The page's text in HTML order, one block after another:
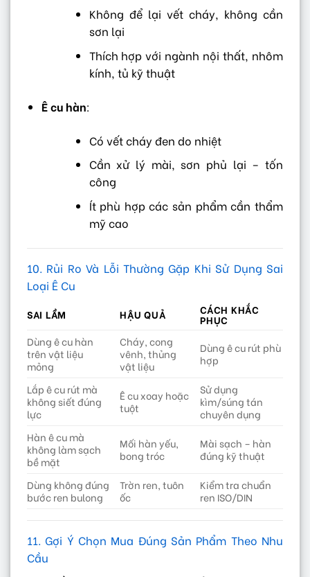
Không để lại vết cháy, không cần
sơn lại
Thích hợp với ngành nội thất, nhôm
kính, tủ kỹ thuật
Ê cu hàn:
Có vết cháy đen do nhiệt
Cần xử lý mài, sơn phủ lại – tốn
công
Ít phù hợp các sản phẩm cần thẩm
mỹ cao
10. Rủi Ro Và Lỗi Thường Gặp Khi Sử Dụng Sai
Loại Ê Cu
SAI LẦM HẬU QUẢ CÁCH KHẮC
PHỤC
Dùng ê cu hàn
trên vật liệu
mỏng
Cháy, cong
vênh, thủng
vật liệu
Dùng ê cu rút phù
hợp
Lắp ê cu rút mà
không siết đúng
lực
Ê cu xoay hoặc
tuột
Sử dụng
kìm/súng tán
chuyên dụng
Hàn ê cu mà
không làm sạch
bề mặt
Mối hàn yếu,
bong tróc
Mài sạch – hàn
đúng kỹ thuật
Dùng không đúng
bước ren bulong
Trờn ren, tuôn
ốc
Kiểm tra chuẩn
ren ISO/DIN
11. Gợi Ý Chọn Mua Đúng Sản Phẩm Theo Nhu
Cầu